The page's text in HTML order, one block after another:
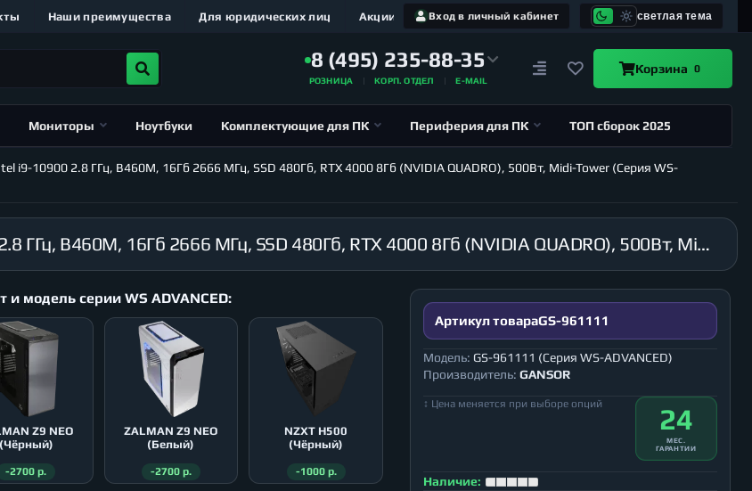
Вход в личный кабинет светлая тема
Наши преимущества Для юридических лиц Акции
8 (495) 235-88-35
РОЗНИЦА КОРП. ОТДЕЛ E-MAIL
Корзина 0
Мониторы Ноутбуки Комплектующие для ПК Периферия для ПК ТОП сборок 2025
i9-10900 2.8 ГГц, B460M, 16Гб 2666 МГц, SSD 480Гб, RTX 4000 8Гб (NVIDIA QUADRO), 500Вт, Midi-Tower (Серия WS-
Рабочая станция GANSOR-961111 Intel i9-10900 2.8 ГГц, B460M, 16Гб 2666 МГц, SSD 480Гб, RTX 4000 8Гб (NVIDIA QUADRO), 500Вт, Midi-Tower (Серия WS-ADVANCED)
и модель серии WS ADVANCED:
Z9 NEO
(Чёрный)
-2700 р.
ZALMAN Z9 NEO
(Белый)
-2700 р.
NZXT H500
(Чёрный)
-1000 р.
Артикул товараGS-961111
Модель: GS-961111 (Серия WS-ADVANCED)
Производитель: GANSOR
↕ Цена меняется при выборе опций 24
МЕС.
ГАРАНТИИ
Наличие: